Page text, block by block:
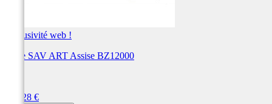
Exclusivité web !
Pièce SAV ART Assise BZ12000
107,28 €